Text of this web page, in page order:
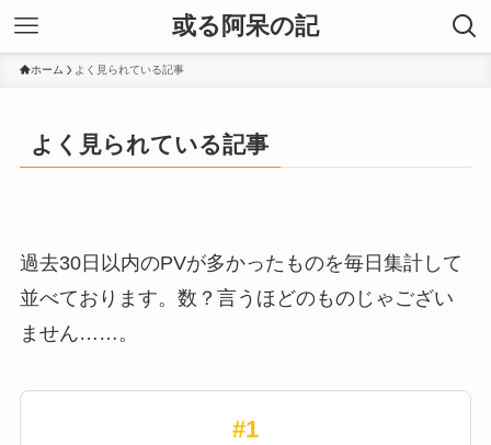
或る阿呆の記
ホーム よく見られている記事
よく見られている記事
過去30日以内のPVが多かったものを毎日集計して
並べております。数？言うほどのものじゃござい
ません……。
#1